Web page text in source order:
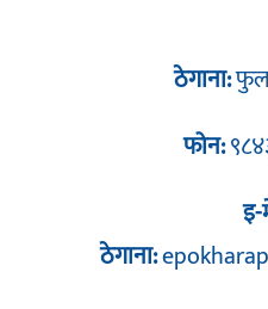
ठेगाना:
फोन:
ठेगाना: